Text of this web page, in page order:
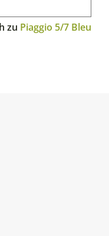
zu Piaggio 5/7 Bleu